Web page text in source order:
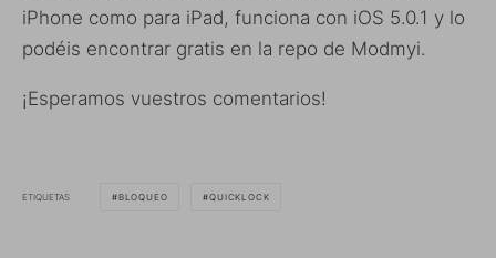
iPhone como para iPad, funciona con iOS 5.0.1 y lo
podéis encontrar gratis en la repo de Modmyi.
¡Esperamos vuestros comentarios!
ETIQUETAS BLOQUEO QUICKLOCK